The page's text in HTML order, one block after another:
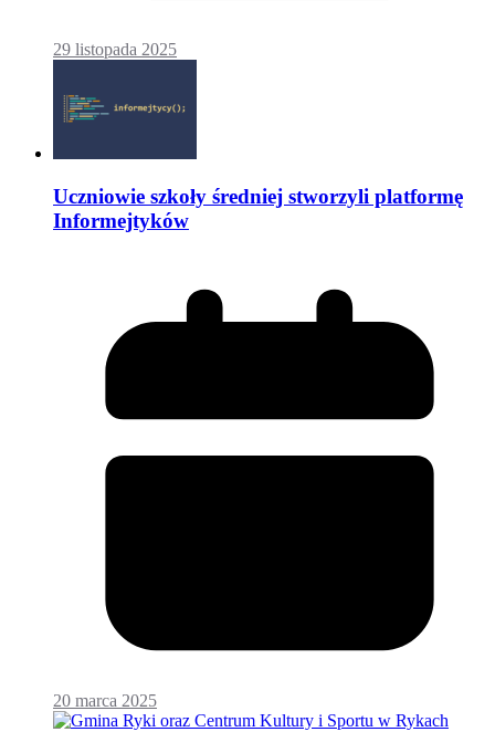
29 listopada 2025
Uczniowie szkoły średniej stworzyli platformę
Informejtyków
20 marca 2025